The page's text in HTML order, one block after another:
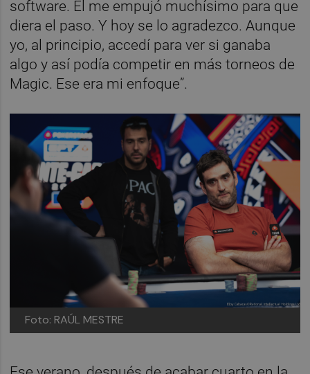
software. Él me empujó muchísimo para que
diera el paso. Y hoy se lo agradezco. Aunque
yo, al principio, accedí para ver si ganaba
algo y así podía competir en más torneos de
Magic. Ese era mi enfoque”.
Foto: RAÚL MESTRE